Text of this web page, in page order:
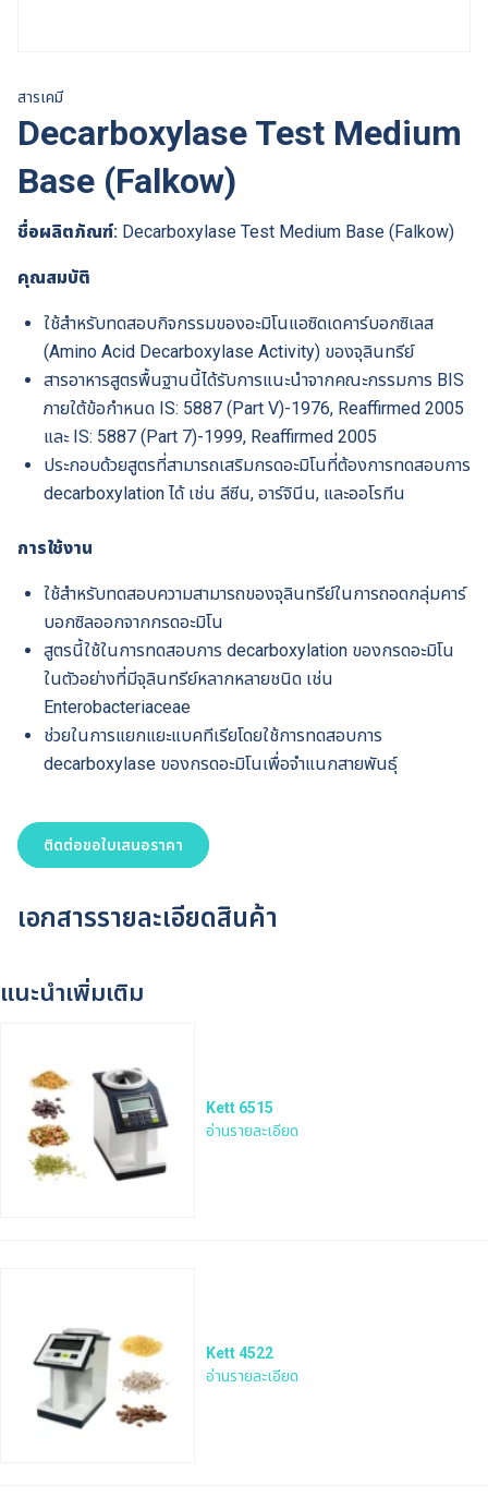
สารเคมี
Decarboxylase Test Medium
Base (Falkow)
ชื่อผลิตภัณฑ์: Decarboxylase Test Medium Base (Falkow)
คุณสมบัติ
ใช้สำหรับทดสอบกิจกรรมของอะมิโนแอซิดเดคาร์บอกซิเลส
(Amino Acid Decarboxylase Activity) ของจุลินทรีย์
สารอาหารสูตรพื้นฐานนี้ได้รับการแนะนำจากคณะกรรมการ BIS
ภายใต้ข้อกำหนด IS: 5887 (Part V)-1976, Reaffirmed 2005
และ IS: 5887 (Part 7)-1999, Reaffirmed 2005
ประกอบด้วยสูตรที่สามารถเสริมกรดอะมิโนที่ต้องการทดสอบการ
decarboxylation ได้ เช่น ลีซีน, อาร์จินีน, และออโรทีน
การใช้งาน
ใช้สำหรับทดสอบความสามารถของจุลินทรีย์ในการถอดกลุ่มคาร์
บอกซิลออกจากกรดอะมิโน
สูตรนี้ใช้ในการทดสอบการ decarboxylation ของกรดอะมิโน
ในตัวอย่างที่มีจุลินทรีย์หลากหลายชนิด เช่น
Enterobacteriaceae
ช่วยในการแยกแยะแบคทีเรียโดยใช้การทดสอบการ
decarboxylase ของกรดอะมิโนเพื่อจำแนกสายพันธุ์
ติดต่อขอใบเสนอราคา
เอกสารรายละเอียดสินค้า
แนะนำเพิ่มเติม
Kett 6515
อ่านรายละเอียด
Kett 4522
อ่านรายละเอียด